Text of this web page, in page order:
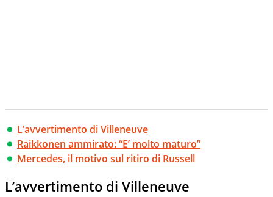
L’avvertimento di Villeneuve
Raikkonen ammirato: “E’ molto maturo”
Mercedes, il motivo sul ritiro di Russell
L’avvertimento di Villeneuve